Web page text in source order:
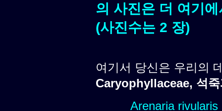
의 사진은 더 여기
(사진수는 2 장)
여기서 당신은 우리의
Caryophyllaceae, 석
Arenaria rivularis